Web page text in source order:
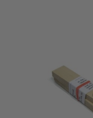
KARL
АПАРАТ ЗА